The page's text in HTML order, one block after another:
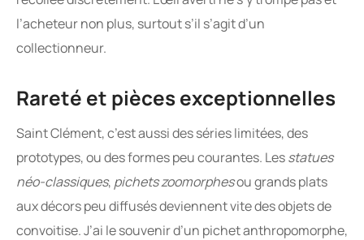
l’acheteur non plus, surtout s’il s’agit d’un
collectionneur.
Rareté et pièces exceptionnelles
Saint Clément, c’est aussi des séries limitées, des
prototypes, ou des formes peu courantes. Lesstatues
néo-classiques, pichets zoomorphesou grands plats
aux décors peu diffusés deviennent vite des objets de
convoitise. J’ai le souvenir d’un pichet anthropomorphe,